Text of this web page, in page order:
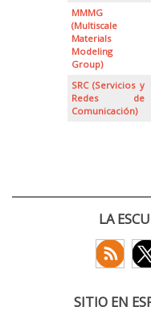
MMMG
(Multiscale
Materials
Modeling
Group)
SRC (Servicios y
Redes de
Comunicación)
LA
SITIO EN